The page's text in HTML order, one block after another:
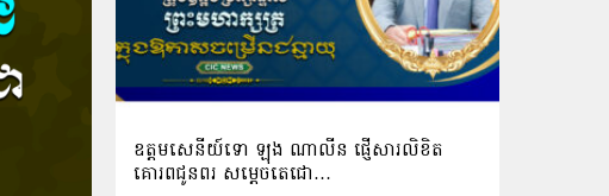
ឧត្ដមសេនីយ៍ទោ ឡុង ណាលីន ផ្ញើសារលិខិត
គោរពជូនពរ សម្ដេចតេជោ…